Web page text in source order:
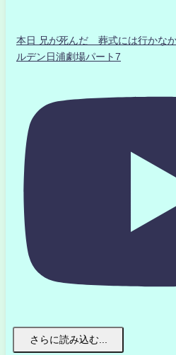
本日 兄が死んだ 葬式には行か
ルデン日浦劇場パート7
さらに読み込む...